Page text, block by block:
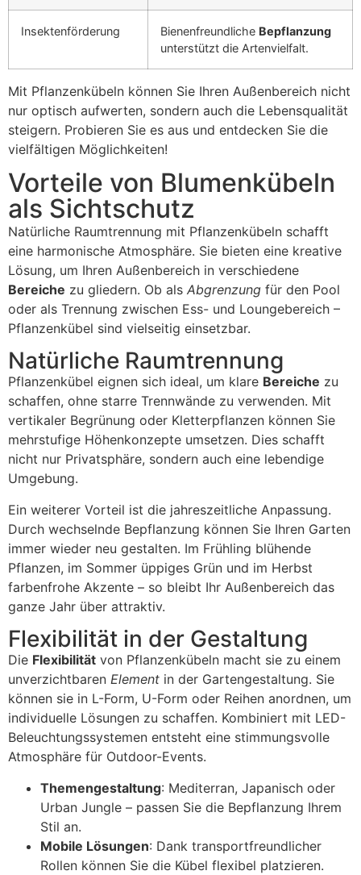
Insektenförderung Bienenfreundliche Bepflanzung
unterstützt die Artenvielfalt.
Mit Pflanzenkübeln können Sie Ihren Außenbereich nicht
nur optisch aufwerten, sondern auch die Lebensqualität
steigern. Probieren Sie es aus und entdecken Sie die
vielfältigen Möglichkeiten!
Vorteile von Blumenkübeln
als Sichtschutz
Natürliche Raumtrennung mit Pflanzenkübeln schafft
eine harmonische Atmosphäre. Sie bieten eine kreative
Lösung, um Ihren Außenbereich in verschiedene
Bereiche zu gliedern. Ob als Abgrenzung für den Pool
oder als Trennung zwischen Ess- und Loungebereich –
Pflanzenkübel sind vielseitig einsetzbar.
Natürliche Raumtrennung
Pflanzenkübel eignen sich ideal, um klare Bereiche zu
schaffen, ohne starre Trennwände zu verwenden. Mit
vertikaler Begrünung oder Kletterpflanzen können Sie
mehrstufige Höhenkonzepte umsetzen. Dies schafft
nicht nur Privatsphäre, sondern auch eine lebendige
Umgebung.
Ein weiterer Vorteil ist die jahreszeitliche Anpassung.
Durch wechselnde Bepflanzung können Sie Ihren Garten
immer wieder neu gestalten. Im Frühling blühende
Pflanzen, im Sommer üppiges Grün und im Herbst
farbenfrohe Akzente – so bleibt Ihr Außenbereich das
ganze Jahr über attraktiv.
Flexibilität in der Gestaltung
Die Flexibilität von Pflanzenkübeln macht sie zu einem
unverzichtbaren Element in der Gartengestaltung. Sie
können sie in L-Form, U-Form oder Reihen anordnen, um
individuelle Lösungen zu schaffen. Kombiniert mit LED-
Beleuchtungssystemen entsteht eine stimmungsvolle
Atmosphäre für Outdoor-Events.
Themengestaltung: Mediterran, Japanisch oder
Urban Jungle – passen Sie die Bepflanzung Ihrem
Stil an.
Mobile Lösungen: Dank transportfreundlicher
Rollen können Sie die Kübel flexibel platzieren.